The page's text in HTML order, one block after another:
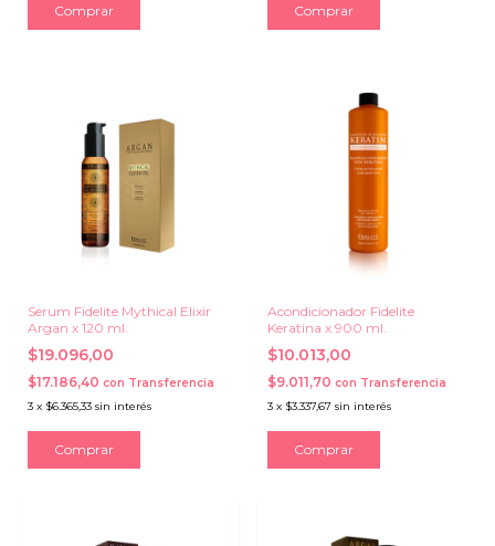
Serum Fidelite Mythical Elixir
Argan x 120 ml.
$19.096,00
$17.186,40 con Transferencia
3 x $6.365,33 sin interés
Acondicionador Fidelite
Keratina x 900 ml.
$10.013,00
$9.011,70 con Transferencia
3 x $3.337,67 sin interés